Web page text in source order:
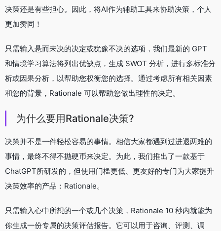
决策还是有些担心。因此，将AI作为辅助工具来协助决策，个人
更加赞同！
只需输入悬而未决的决定或犹豫不决的选项，我们最新的 GPT
和情境学习算法将列出优缺点，生成 SWOT 分析，进行多标准分
析或因果分析，以帮助您权衡您的选择。通过考虑所有相关因素
和您的背景，Rationale 可以帮助您做出理性的决定。
为什么要用Rationale决策?
决策并不是一件轻松容易的事情。相信大家都遇到过进退两难的
事情，最终不得不抛硬币来决定。为此，我们推出了一款基于
ChatGPT所研发的，但使用门槛更低、更友好的专门为大家提升
决策效率的产品：Rationale。
只需输入心中所想的一个或几个决策，Rationale 10 秒内就能为
你生成一份专属的决策评估报告。它可以用于咨询、评测、调